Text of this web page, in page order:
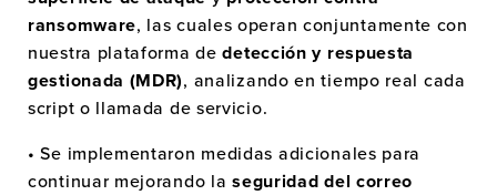
EMPLEO
EMBALAJES DE PAPEL
ransomware, las cuales operan conjuntamente con
nuestra plataforma dedetección y respuesta
gestionada (MDR), analizando en tiempo real cada
script o llamada de servicio.
• Se implementaron medidas adicionales para
continuar mejorando laseguridad del correo